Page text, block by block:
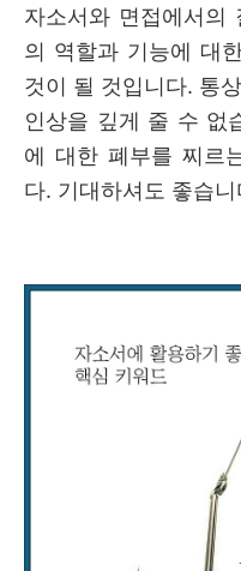
자소서와 면접에서의
의 역할과 기능에 대
것이 될 것입니다. 통
인상을 깊게 줄 수 없
에 대한 폐부를 찌르
다. 기대하셔도 좋습니